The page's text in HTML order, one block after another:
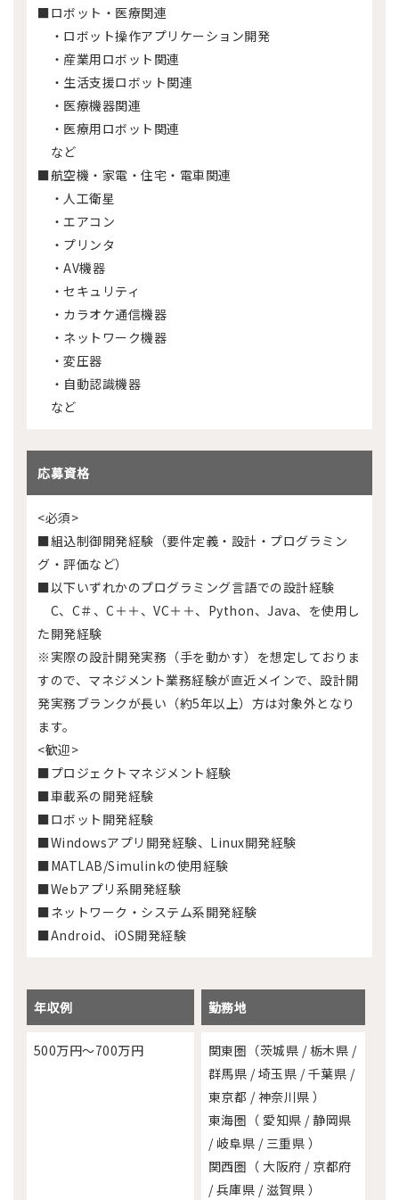
■ロボット・医療関連
・ロボット操作アプリケーション開発
・産業用ロボット関連
・生活支援ロボット関連
・医療機器関連
・医療用ロボット関連
など
■航空機・家電・住宅・電車関連
・人工衛星
・エアコン
・プリンタ
・AV機器
・セキュリティ
・カラオケ通信機器
・ネットワーク機器
・変圧器
・自動認識機器
など
応募資格
<必須>
■組込制御開発経験（要件定義・設計・プログラミン
グ・評価など）
■以下いずれかのプログラミング言語での設計経験
C、C＃、C＋＋、VC＋＋、Python、Java、を使用し
た開発経験
※実際の設計開発実務（手を動かす）を想定しておりま
すので、マネジメント業務経験が直近メインで、設計開
発実務ブランクが長い（約5年以上）方は対象外となり
ます。
<歓迎>
■プロジェクトマネジメント経験
■車載系の開発経験
■ロボット開発経験
■Windowsアプリ開発経験、Linux開発経験
■MATLAB/Simulinkの使用経験
■Webアプリ系開発経験
■ネットワーク・システム系開発経験
■Android、iOS開発経験
年収例 勤務地
500万円～700万円
関東圏（茨城県 / 栃木県 /
群馬県 / 埼玉県 / 千葉県 /
東京都 / 神奈川県 ）
東海圏（ 愛知県 / 静岡県
/ 岐阜県 / 三重県 ）
関西圏（ 大阪府 / 京都府
/ 兵庫県 / 滋賀県 ）